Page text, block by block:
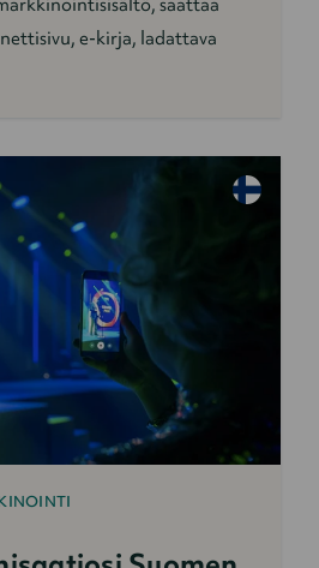
saattaa
e-kirja, ladattava